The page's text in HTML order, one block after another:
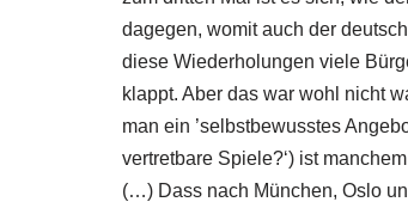
dagegen, womit auch der
diese Wiederholungen viele
klappt. Aber das war wohl nicht
man ein ’selbstbewusstes
vertretbare Spiele?‘) ist
(…) Dass nach München, Oslo